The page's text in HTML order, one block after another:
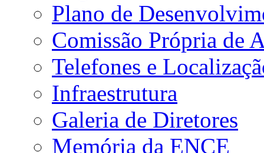
Plano de
Comissão Própria de
Telefones e
Infraestrutura
Galeria de Diretores
Memória da ENCE